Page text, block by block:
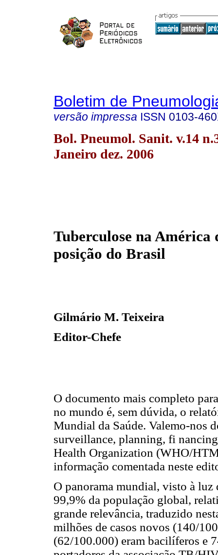
Boletim de
versão impressa ISSN 0103-
Bol. Pneumol. Sanit. v.14
Janeiro dez. 2006
Tuberculose na América
posição do Brasil
Gilmário M. Teixeira
Editor-Chefe
O documento mais completo
no mundo é, sem dúvida, o
Mundial da Saúde. Valemo-nos
surveillance, planning, fi
Health Organization (WHO/
informação comentada neste
O panorama mundial, visto à luz
99,9% da população global,
grande relevância, traduzido
milhões de casos novos (140/
(62/100.000) eram bacilíferos e